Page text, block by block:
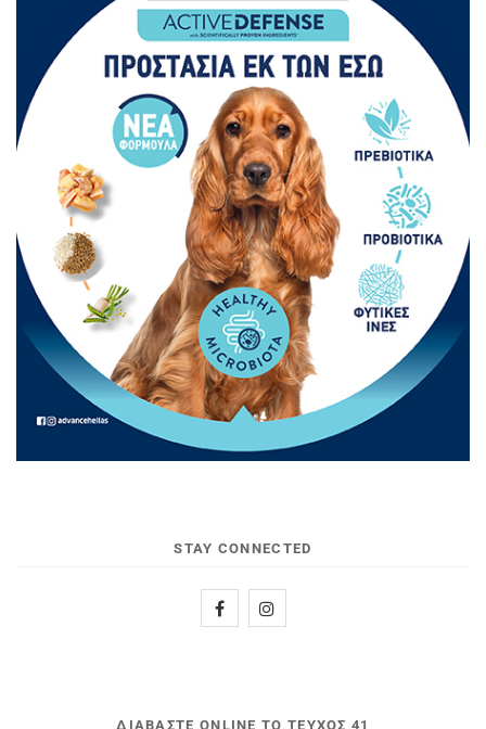
STAY CONNECTED
ΔΙΑΒΆΣΤΕ ONLINE ΤΟ ΤΕΎΧΟΣ 41